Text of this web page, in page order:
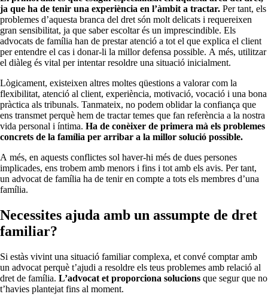
ja que ha de tenir una experiència en l’àmbit a tractar. Per tant, els
problemes d’aquesta branca del dret són molt delicats i requereixen
gran sensibilitat, ja que saber escoltar és un imprescindible. Els
advocats de família han de prestar atenció a tot el que explica el client
per entendre el cas i donar-li la millor defensa possible. A més, utilitzar
el diàleg és vital per intentar resoldre una situació inicialment.
Lògicament, existeixen altres moltes qüestions a valorar com la
flexibilitat, atenció al client, experiència, motivació, vocació i una bona
pràctica als tribunals. Tanmateix, no podem oblidar la confiança que
ens transmet perquè hem de tractar temes que fan referència a la nostra
vida personal i íntima. Ha de conèixer de primera mà els problemes
concrets de la família per arribar a la millor solució possible.
A més, en aquests conflictes sol haver-hi més de dues persones
implicades, ens trobem amb menors i fins i tot amb els avis. Per tant,
un advocat de família ha de tenir en compte a tots els membres d’una
família.
Necessites ajuda amb un assumpte de dret
familiar?
Si estàs vivint una situació familiar complexa, et convé comptar amb
un advocat perquè t’ajudi a resoldre els teus problemes amb relació al
dret de família. L’advocat et proporciona solucions que segur que no
t’havies plantejat fins al moment.